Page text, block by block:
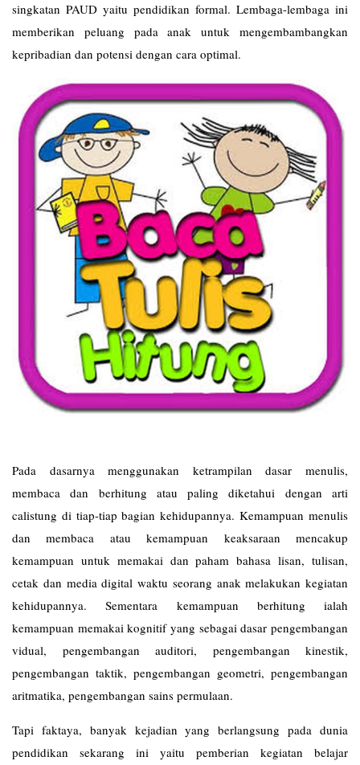
singkatan PAUD yaitu pendidikan formal. Lembaga-lembaga ini
memberikan peluang pada anak untuk mengembambangkan
kepribadian dan potensi dengan cara optimal.
Pada dasarnya menggunakan ketrampilan dasar menulis,
membaca dan berhitung atau paling diketahui dengan arti
calistung di tiap-tiap bagian kehidupannya. Kemampuan menulis
dan membaca atau kemampuan keaksaraan mencakup
kemampuan untuk memakai dan paham bahasa lisan, tulisan,
cetak dan media digital waktu seorang anak melakukan kegiatan
kehidupannya. Sementara kemampuan berhitung ialah
kemampuan memakai kognitif yang sebagai dasar pengembangan
vidual, pengembangan auditori, pengembangan kinestik,
pengembangan taktik, pengembangan geometri, pengembangan
aritmatika, pengembangan sains permulaan.
Tapi faktaya, banyak kejadian yang berlangsung pada dunia
pendidikan sekarang ini yaitu pemberian kegiatan belajar